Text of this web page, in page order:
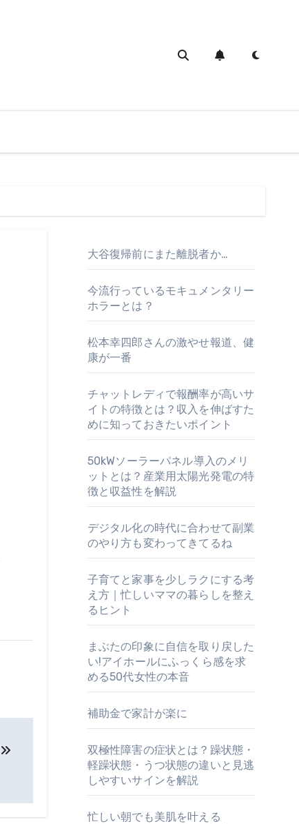
大谷復帰前にまた離脱者か…
今流行っているモキュメンタリー
ホラーとは？
松本幸四郎さんの激やせ報道、健
康が一番
チャットレディで報酬率が高いサ
イトの特徴とは？収入を伸ばすた
めに知っておきたいポイント
50kWソーラーパネル導入のメリ
ットとは？産業用太陽光発電の特
徴と収益性を解説
デジタル化の時代に合わせて副業
のやり方も変わってきてるね
子育てと家事を少しラクにする考
え方｜忙しいママの暮らしを整え
るヒント
まぶたの印象に自信を取り戻した
い!アイホールにふっくら感を求
める50代女性の本音
補助金で家計が楽に
双極性障害の症状とは？躁状態・
軽躁状態・うつ状態の違いと見逃
しやすいサインを解説
忙しい朝でも美肌を叶える